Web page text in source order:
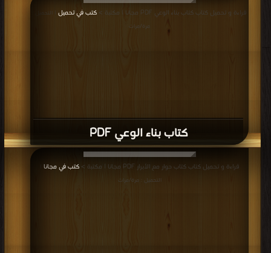
كتاب بناء الوعي PDF
قراءة و تحميل كتاب كتاب بناء الوعي PDF مجانا | مكتبة > كتب في تحميل
| التحميل :
مرة/مرات
قراءة و تحميل كتاب كتاب حوار مع الأبرار PDF مجانا | مكتبة > كتب في مجانا
التحميل : مرة/مرات